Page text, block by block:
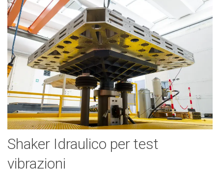
Shaker Idraulico per test
vibrazioni